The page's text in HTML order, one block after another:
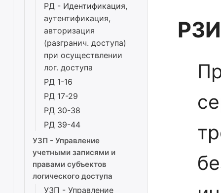
РД - Идентификация,
аутентификация,
авторизация
(разгранич. доступа)
при осуществлении
лог. доступа
РД 1-16
РД 17-29
РД 30-38
РД 39-44
УЗП - Управление
учетными записями и
правами субъектов
логического доступа
УЗП - Управление